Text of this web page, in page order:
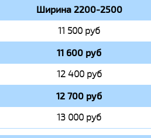
Ширина 2200-2500
11 500 руб
11 600 руб
12 400 руб
12 700 руб
13 000 руб